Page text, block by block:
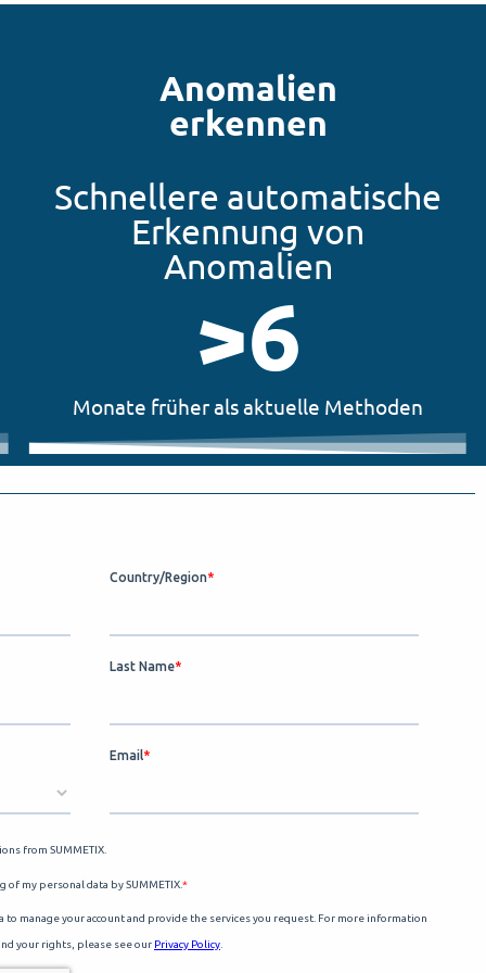
Anomalien
erkennen
Schnellere automatische
Erkennung von
Anomalien
Monate früher als aktuelle Methoden
>6